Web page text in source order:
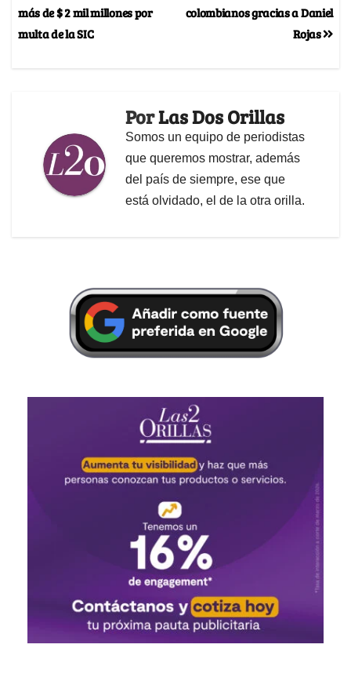
colombianos gracias a Daniel
Rojas
más de $ 2 mil millones por
multa de la SIC
PorLas Dos Orillas
Somos un equipo de periodistas
que queremos mostrar, además
del país de siempre, ese que
está olvidado, el de la otra orilla.